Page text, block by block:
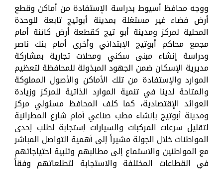
ووجه محافظ أسيوط بدراسة الإستفادة من أماكن وقطع
أرض فضاء غير مستغلة بمدينة أبوتيج تابعة للوحدة
المحلية لمركز ومدينة أبو تيج كقطعة أرض كائنة أمام
مجمع محاكم أبوتيج الإبتدائي وأخرى أمام بنك ناصر
ودراسة إنشاء مبنى سكني ومحلات تجارية بمشاركة
مديرية الإسكان ضمن الجهود المبذولة للمحافظة لتعظيم
الموارد والإستفادة من تلك الأماكن والأصول المملوكة
والمتاحة لدينا في تنمية الموارد الذاتية للمركز وزيادة
العوائد الإقتصادية، كما كلف المحافظ مسئولي مركز
ومدينة أبوتيج بإنشاء مطب صناعي أمام شارع المطرانية
لتقليل سرعات المركبات والسيارات إستجابة لطلب إحدى
المواطنات خلال الجولة مشيراً إلى أهمية التواصل المباشر
مع المواطنين والاستماع إلى مطالبهم وتلبية احتياجاتهم
في القطاعات المختلفة والاستجابة لتطلعاتهم وفقاً